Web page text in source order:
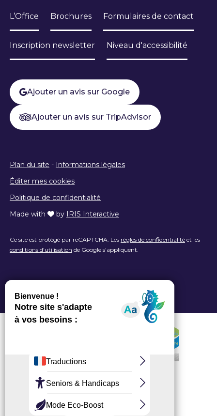
L’Office Brochures Formulaires de contact
Inscription newsletter Niveau d'accessibilité
Ajouter un avis sur Google
Ajouter un avis sur TripAdvisor
Plan du site - Informations légales
Éditer mes cookies
Politique de confidentialité
Made with
by IRIS Interactive
Ce site est protégé par reCAPTCHA. Les règles de confidentialité et les
conditions d'utilisation de Google s'appliquent.